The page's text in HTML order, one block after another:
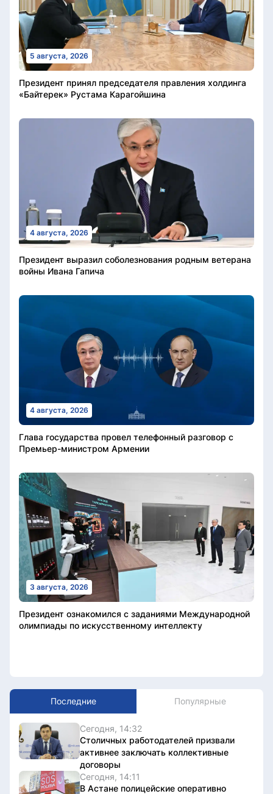
5 августа, 2026
Президент принял председателя правления холдинга
«Байтерек» Рустама Карагойшина
4 августа, 2026
Президент выразил соболезнования родным ветерана
войны Ивана Гапича
4 августа, 2026
Глава государства провел телефонный разговор с
Премьер-министром Армении
3 августа, 2026
Президент ознакомился с заданиями Международной
олимпиады по искусственному интеллекту
Последние Популярные
Сегодня, 14:32
Столичных работодателей призвали
активнее заключать коллективные
договоры
Сегодня, 14:11
В Астане полицейские оперативно